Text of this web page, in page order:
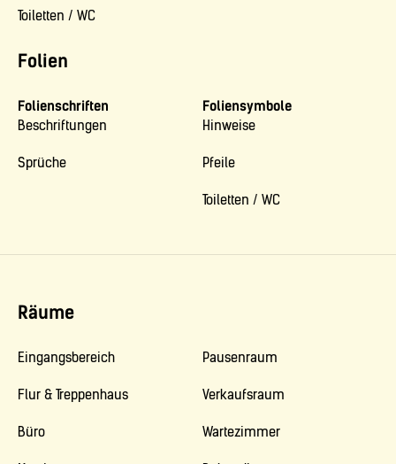
Folien
Toiletten / WC
Folienschriften
Beschriftungen
Sprüche
Foliensymbole
Hinweise
Pfeile
Toiletten / WC
Räume
Eingangsbereich
Flur & Treppenhaus
Büro
Pausenraum
Verkaufsraum
Wartezimmer